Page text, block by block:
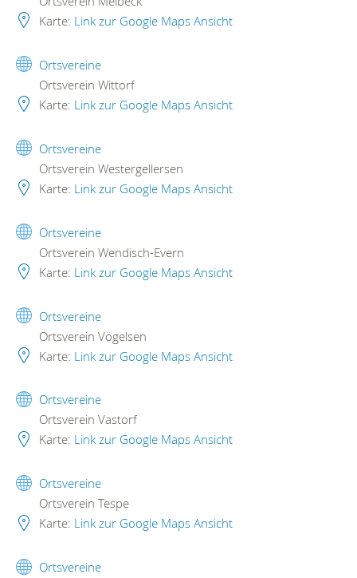
Karte: Link zur Google Maps Ansicht
Ortsvereine
Ortsverein Wittorf
Karte: Link zur Google Maps Ansicht
Ortsvereine
Ortsverein Westergellersen
Karte: Link zur Google Maps Ansicht
Ortsvereine
Ortsverein Wendisch-Evern
Karte: Link zur Google Maps Ansicht
Ortsvereine
Ortsverein Vögelsen
Karte: Link zur Google Maps Ansicht
Ortsvereine
Ortsverein Vastorf
Karte: Link zur Google Maps Ansicht
Ortsvereine
Ortsverein Tespe
Karte: Link zur Google Maps Ansicht
Ortsvereine